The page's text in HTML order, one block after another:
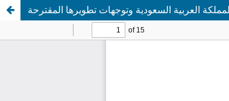
العربية السعودية وتوجهات تطويرها المقترحة